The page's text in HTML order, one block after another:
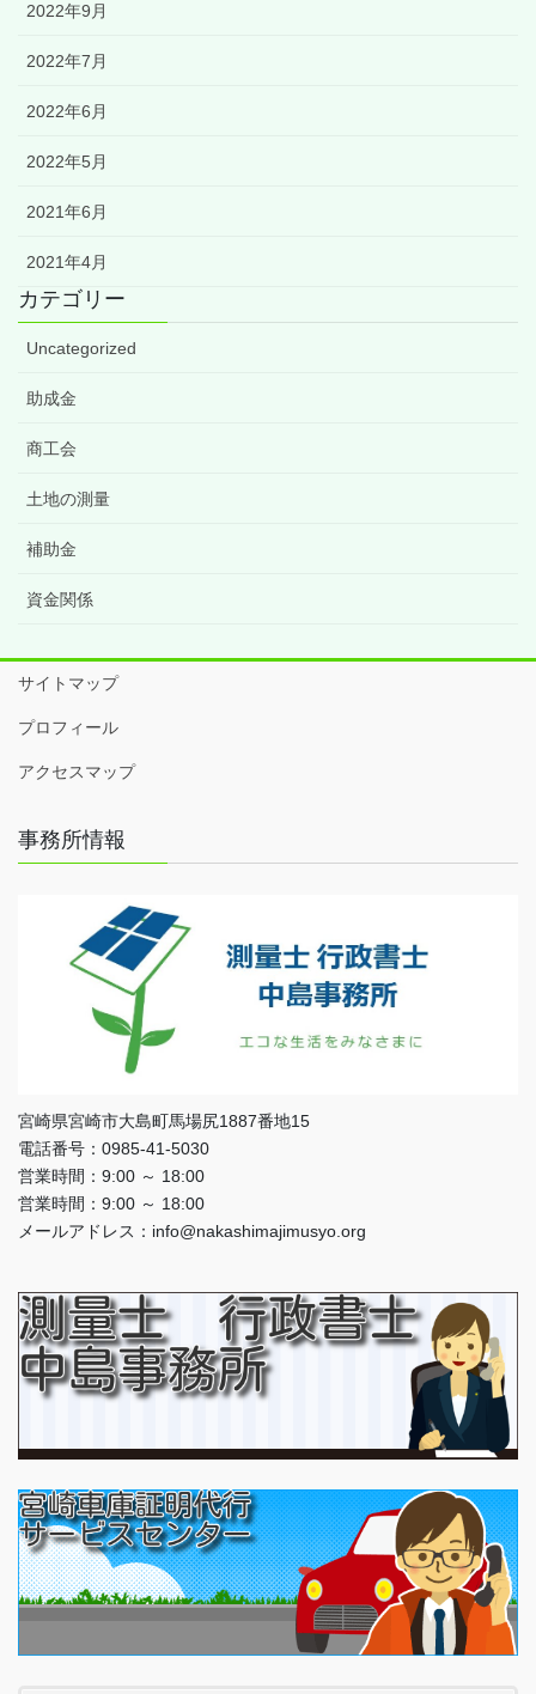
2022年9月
2022年7月
2022年6月
2022年5月
2021年6月
2021年4月
カテゴリー
Uncategorized
助成金
商工会
土地の測量
補助金
資金関係
サイトマップ
プロフィール
アクセスマップ
事務所情報
宮崎県宮崎市大島町馬場尻1887番地15
電話番号：0985-41-5030
営業時間：9:00 ～ 18:00
営業時間：9:00 ～ 18:00
メールアドレス：info@nakashimajimusyo.org